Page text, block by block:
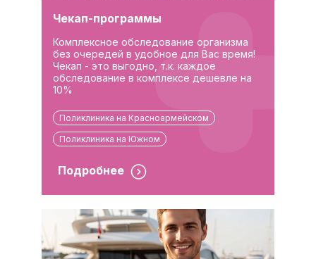
Чекап-программы
Комплексное обследование организма
без очередей в удобное для Вас время!
Чекап - это выгодно, т.к. каждое
обследование в комплексе дешевле на
10%
Поликлиника на Красноармейском
Поликлиника на Южном
Подробнее